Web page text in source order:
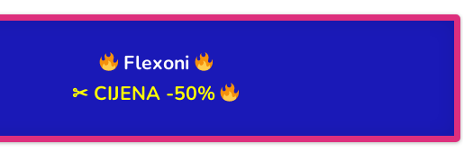
Flexoni
✂ CIJENA -50%